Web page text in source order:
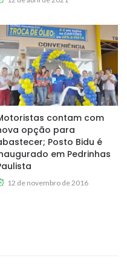
contam com
opção para
Posto Bidu é
em Pedrinhas
12 de novembro de 2016